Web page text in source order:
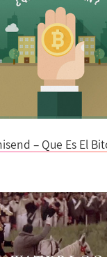
– Que Es El